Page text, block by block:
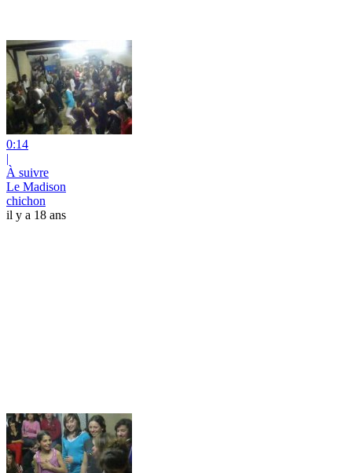
0:14
|
À suivre
Le Madison
chichon
il y a 18 ans